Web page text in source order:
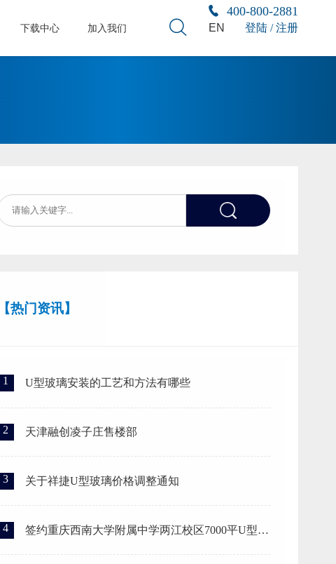
下载中心 加入我们 EN 登陆 / 注册
400-800-2881
【热门资讯】
1 U型玻璃安装的工艺和方法有哪些
2 天津融创凌子庄售楼部
3 关于祥捷U型玻璃价格调整通知
4
签约重庆西南大学附属中学两江校区7000平U型玻